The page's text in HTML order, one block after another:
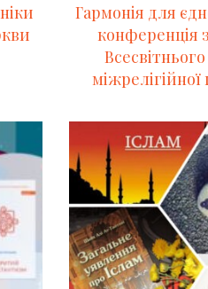
Гармонія для
конференція
міжрелігійної